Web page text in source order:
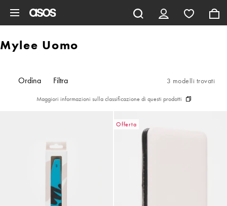
Mylee Uomo
Ordina Filtra 3 modelli trovati
Maggiori informazioni sulla classificazione di questi prodotti
Offerta